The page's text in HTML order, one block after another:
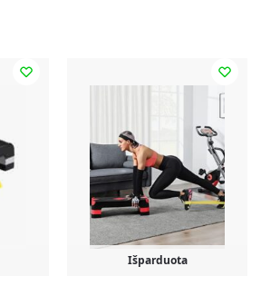
Išparduota